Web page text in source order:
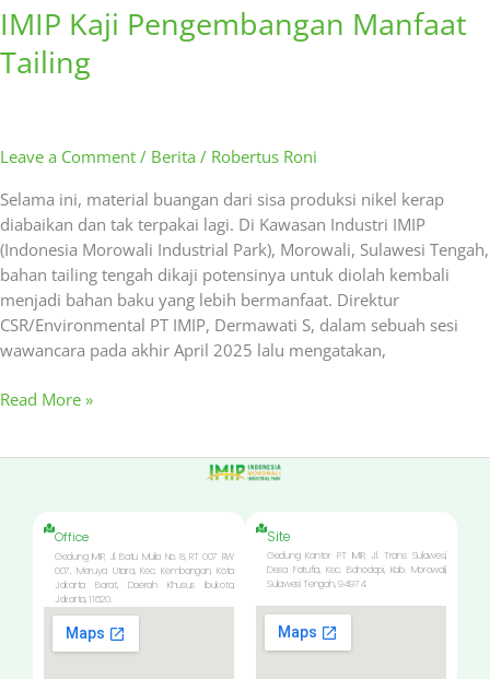
IMIP Kaji Pengembangan Manfaat
Tailing
Leave a Comment / Berita / Robertus Roni
Selama ini, material buangan dari sisa produksi nikel kerap
diabaikan dan tak terpakai lagi. Di Kawasan Industri IMIP
(Indonesia Morowali Industrial Park), Morowali, Sulawesi Tengah,
bahan tailing tengah dikaji potensinya untuk diolah kembali
menjadi bahan baku yang lebih bermanfaat. Direktur
CSR/Environmental PT IMIP, Dermawati S, dalam sebuah sesi
wawancara pada akhir April 2025 lalu mengatakan,
Read More »
Office
Gedung IMIP, Jl. Batu Mulia No. 8, RT 007 RW
007, Meruya Utara, Kec. Kembangan, Kota
Jakarta Barat, Daerah Khusus Ibukota,
Jakarta, 11620.
Site
Gedung Kantor PT IMIP, Jl. Trans Sulawesi,
Desa Fatufia, Kec. Bahodopi, Kab. Morowali,
Sulawesi Tengah, 94974.